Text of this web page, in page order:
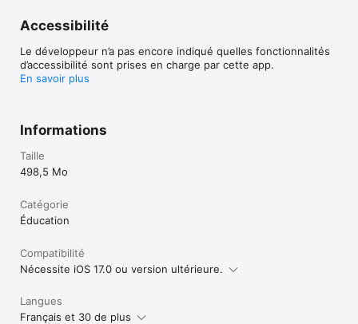
Conditions d’utilisation : https://www.duolingo.com/terms"
Accessibilité
Le développeur n’a pas encore indiqué quelles fonctionnalités
d’accessibilité sont prises en charge par cette app.
En savoir plus
Informations
Taille
498,5 Mo
Catégorie
Éducation
Compatibilité
Nécessite iOS 17.0 ou version ultérieure.
Langues
Français et 30 de plus